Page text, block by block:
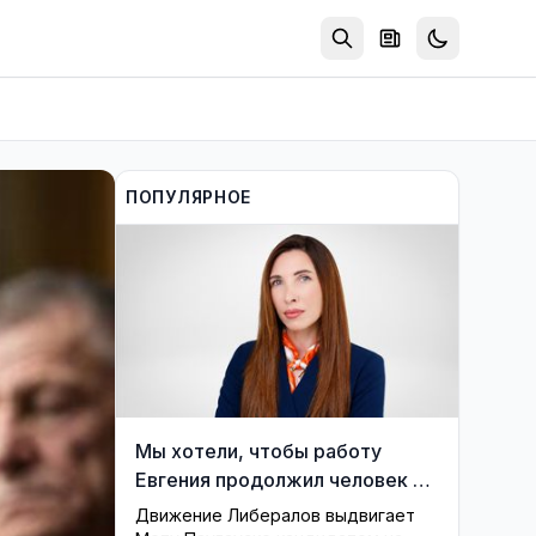
ПОПУЛЯРНОЕ
Мы хотели, чтобы работу
Евгения продолжил человек из
его близкого окружения —
Движение Либералов выдвигает